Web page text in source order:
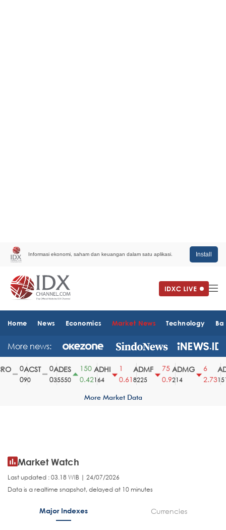
Informasi ekonomi, saham dan keuangan dalam satu aplikasi. Install
Home News Economics Market News Technology
More news:
ACST
90
ADES
35550
150
0.42
ADHI
164
0.61
ADMF
8225
75
0.9
ADMG
214
2.731510
More Market Data
Market Watch
Last updated : 03.18 WIB | 24/07/2026
Data is a realtime snapshot, delayed at 10 minutes
Major Indexes Currencies